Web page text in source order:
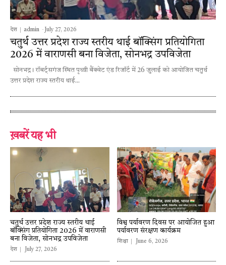
देश admin - July 27, 2026
चतुर्थ उत्तर प्रदेश राज्य स्तरीय थाई बॉक्सिंग प्रतियोगिता
2026 में वाराणसी बना विजेता, सोनभद्र उपविजेता
सोनभद्र। रॉबर्ट्सगंज स्थित पृथ्वी बैंक्वेट एंड रिजॉर्ट में 26 जुलाई को आयोजित चतुर्थ
उत्तर प्रदेश राज्य स्तरीय थाई...
ख़बरें यह भी
चतुर्थ उत्तर प्रदेश राज्य स्तरीय थाई
बॉक्सिंग प्रतियोगिता 2026 में वाराणसी
बना विजेता, सोनभद्र उपविजेता
देश July 27, 2026
विश्व पर्यावरण दिवस पर आयोजित हुआ
पर्यावरण संरक्षण कार्यक्रम
शिक्षा June 6, 2026